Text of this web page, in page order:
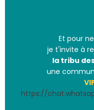
Et pour
je t'invite à
la tribu
une
https://